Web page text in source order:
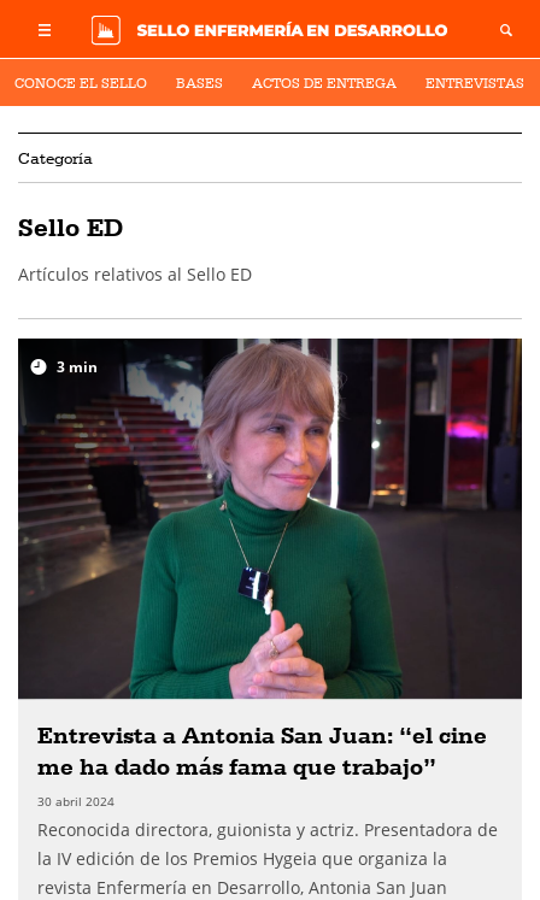
CONOCE EL SELLO BASES ACTOS DE ENTREGA ENTREVISTAS
Categoría
Sello ED
Artículos relativos al Sello ED
3min
Entrevista a Antonia San Juan: “el cine
me ha dado más fama que trabajo”
30 abril 2024
Reconocida directora, guionista y actriz. Presentadora de
la IV edición de los Premios Hygeia que organiza la
revista Enfermería en Desarrollo, Antonia San Juan